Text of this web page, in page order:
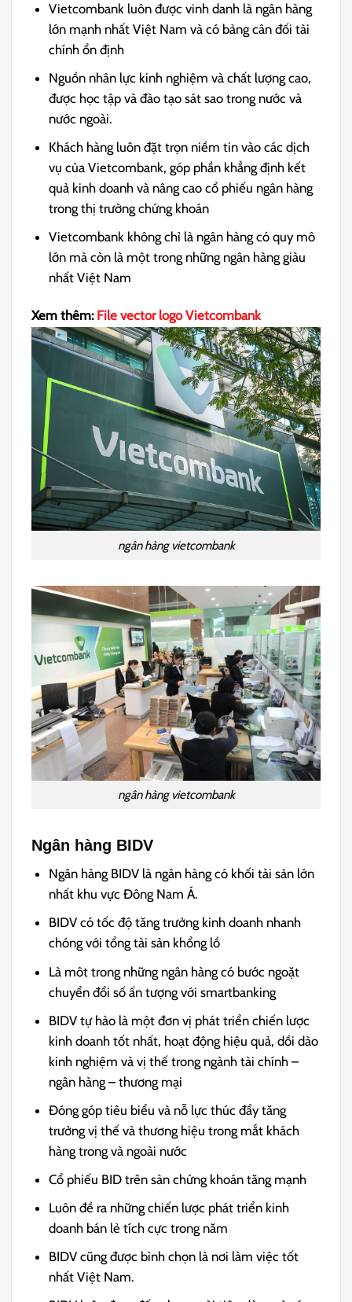
Vietcombank luôn được vinh danh là ngân hàng
lớn mạnh nhất Việt Nam và có bảng cân đối tài
chính ổn định
Nguồn nhân lực kinh nghiệm và chất lượng cao,
được học tập và đào tạo sát sao trong nước và
nước ngoài.
Khách hàng luôn đặt trọn niềm tin vào các dịch
vụ của Vietcombank, góp phần khẳng định kết
quả kinh doanh và nâng cao cổ phiếu ngân hàng
trong thị trường chứng khoán
Vietcombank không chỉ là ngân hàng có quy mô
lớn mà còn là một trong những ngân hàng giàu
nhất Việt Nam
Xem thêm: File vector logo Vietcombank
ngân hàng vietcombank
ngân hàng vietcombank
Ngân hàng BIDV
Ngân hàng BIDV là ngân hàng có khối tài sản lớn
nhất khu vực Đông Nam Á.
BIDV có tốc độ tăng trưởng kinh doanh nhanh
chóng với tổng tài sản khổng lồ
Là môt trong những ngân hàng có bước ngoặt
chuyển đổi số ấn tượng với smartbanking
BIDV tự hào là một đơn vị phát triển chiến lược
kinh doanh tốt nhất, hoạt động hiệu quả, dồi dào
kinh nghiệm và vị thế trong ngành tài chính –
ngân hàng – thương mại
Đóng góp tiêu biểu và nỗ lực thúc đẩy tăng
trưởng vị thế và thương hiệu trong mắt khách
hàng trong và ngoài nước
Cổ phiếu BID trên sàn chứng khoán tăng mạnh
Luôn đề ra những chiến lược phát triển kinh
doanh bán lẻ tích cực trong năm
BIDV cũng được bình chọn là nơi làm việc tốt
nhất Việt Nam.